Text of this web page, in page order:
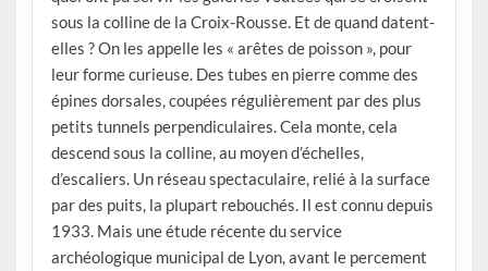
sous la colline de la Croix-Rousse. Et de quand datent-
elles ? On les appelle les « arêtes de poisson », pour
leur forme curieuse. Des tubes en pierre comme des
épines dorsales, coupées régulièrement par des plus
petits tunnels perpendiculaires. Cela monte, cela
descend sous la colline, au moyen d’échelles,
d’escaliers. Un réseau spectaculaire, relié à la surface
par des puits, la plupart rebouchés. Il est connu depuis
1933. Mais une étude récente du service
archéologique municipal de Lyon, avant le percement